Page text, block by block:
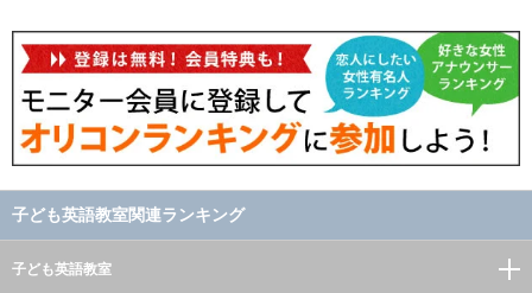
子ども英語教室関連ランキング
子ども英語教室